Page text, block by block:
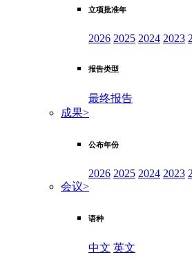
立项批准年
2026 2025 2024 2023
报告类型
最终报告
成果>
公布年份
2026 2025 2024 2023
会议>
语种
中文 英文